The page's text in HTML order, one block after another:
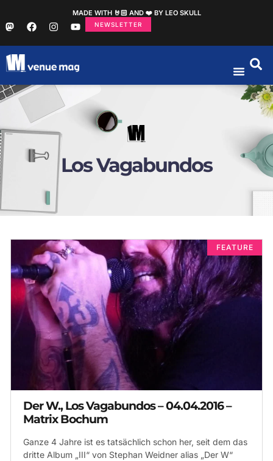
MADE WITH 🤘🏻 AND ❤️ BY LEO SKULL
NEWSLETTER
Los Vagabundos
FEATURE
Der W., Los Vagabundos – 04.04.2016 –
Matrix Bochum
Ganze 4 Jahre ist es tatsächlich schon her, seit dem das
dritte Album „III“ von Stephan Weidner alias „Der W“